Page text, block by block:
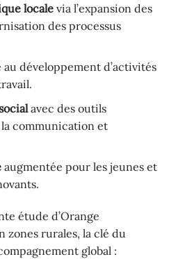
localevia l’expansion des
des processus
développement d’activités
avec des outils
communication et
augmentée pour les jeunes et
étude d’Orange
zones rurales, la clé du
global :